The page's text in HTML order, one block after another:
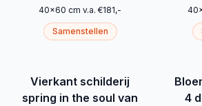
40x60 cm v.a. €181,-
Samenstellen
40
Vierkant schilderij
spring in the soul van
4